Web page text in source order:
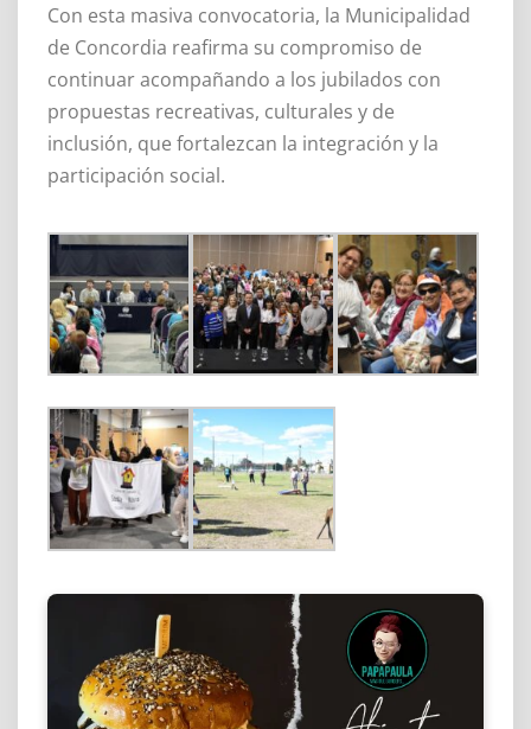
Con esta masiva convocatoria, la Municipalidad
de Concordia reafirma su compromiso de
continuar acompañando a los jubilados con
propuestas recreativas, culturales y de
inclusión, que fortalezcan la integración y la
participación social.